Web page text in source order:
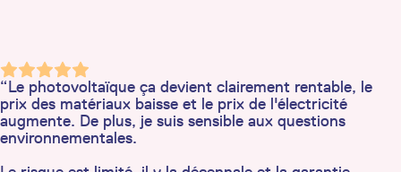
“Le photovoltaïque ça devient clairement rentable, le
prix des matériaux baisse et le prix de l'électricité
augmente. De plus, je suis sensible aux questions
environnementales.